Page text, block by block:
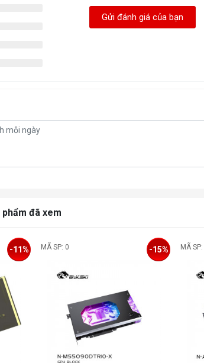
Gửi đánh giá của bạn
phẩm đã xem
-11% MÃ SP: 0 -15% MÃ SP: